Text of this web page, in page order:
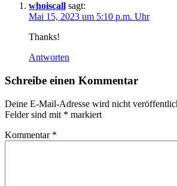
whoiscall sagt:
Mai 15, 2023 um 5:10 p.m. Uhr
Thanks!
Antworten
Schreibe einen Kommentar
Deine E-Mail-Adresse wird nicht
Felder sind mit * markiert
Kommentar *